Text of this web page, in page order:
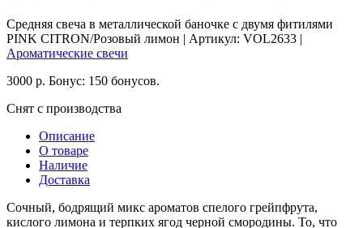
Средняя свеча в металлической баночке с двумя фитилями
PINK CITRON/Розовый лимон | Артикул: VOL2633 |
Ароматические свечи
3000 р. Бонус: 150 бонусов.
Снят с производства
Описание
О товаре
Наличие
Доставка
Сочный, бодрящий микс ароматов спелого грейпфрута,
кислого лимона и терпких ягод черной смородины. То, что